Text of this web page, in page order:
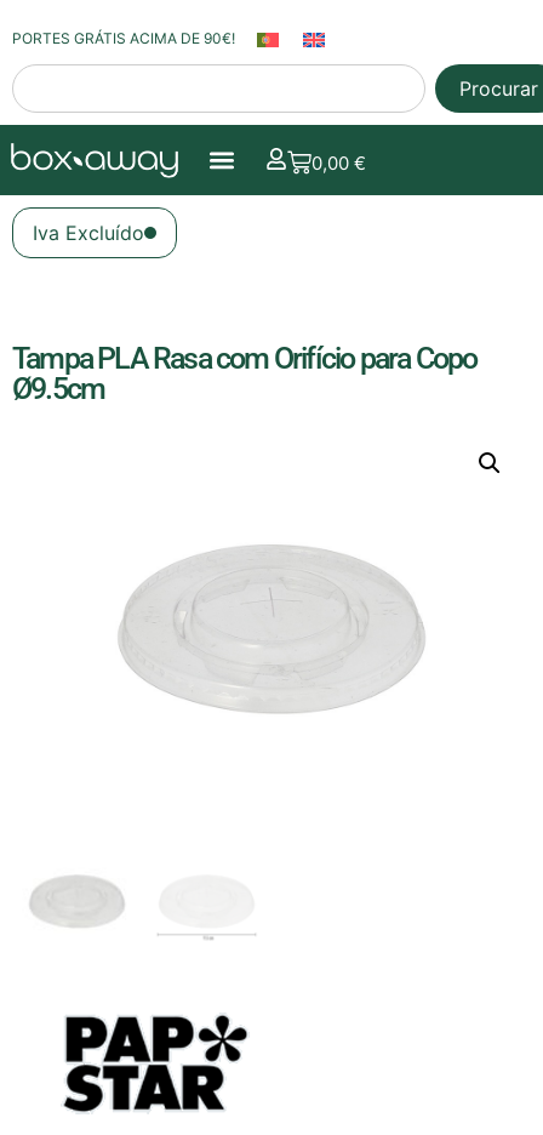
PORTES GRÁTIS ACIMA DE 90€!
Procurar
0,00€
Iva Excluído
Tampa PLA Rasa com Orifício para Copo
Ø9.5cm